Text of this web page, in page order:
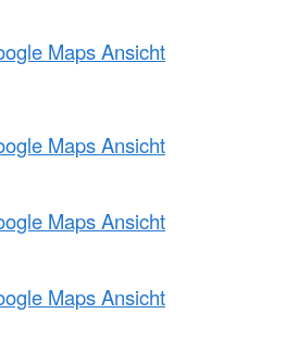
Maps Ansicht
Maps Ansicht
Maps Ansicht
Maps Ansicht